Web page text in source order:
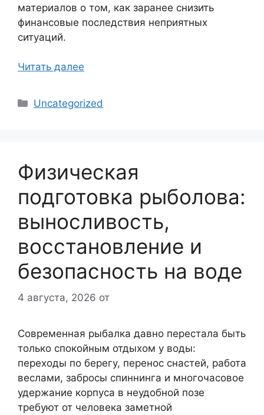
материалов о том, как заранее снизить
финансовые последствия неприятных
ситуаций.
Читать далее
Рубрики
Uncategorized
Физическая
подготовка рыболова:
выносливость,
восстановление и
безопасность на воде
4 августа, 2026 от
Современная рыбалка давно перестала быть
только спокойным отдыхом у воды:
переходы по берегу, перенос снастей, работа
веслами, забросы спиннинга и многочасовое
удержание корпуса в неудобной позе
требуют от человека заметной